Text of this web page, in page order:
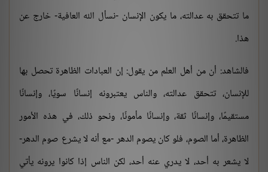
ما تتحقق به عدالته، ما يكون الإنسان -نسأل الله العافية- خارج عن
هذا.
فالشاهد: أن من أهل العلم من يقول: إن العبادات الظاهرة تحصل بها
للإنسان، تتحقق عدالته، والناس يعتبرونه إنسانًا سويًا، وإنسانًا
مستقيمًا، وإنسانًا ثقة، وإنسانًا مأمونًا، ونحو ذلك، في هذه الأمور
الظاهرة، أما الصوم، فلو كان يصوم الدهر -مع أنه لا يشرع صوم الدهر-
لا يشعر به أحد، لا يدري عنه أحد، لكن الناس إذا كانوا يرونه يأتي